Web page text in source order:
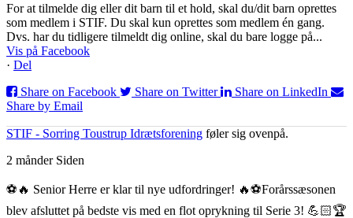
For at tilmelde dig eller dit barn til et hold, skal du/dit barn oprettes
som medlem i STIF. Du skal kun oprettes som medlem én gang.
Dvs. har du tidligere tilmeldt dig online, skal du bare logge på...
Vis på Facebook
· Del
Share on Facebook
Share on Twitter
Share on LinkedIn
Share by Email
STIF - Sorring Toustrup Idrætsforening føler sig ovenpå.
2 månder Siden
⚽️🔥 Senior Herre er klar til nye udfordringer! 🔥⚽️Forårssæsonen
blev afsluttet på bedste vis med en flot oprykning til Serie 3! 💪🏻🏆